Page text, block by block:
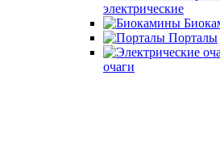
электрические
Порталы
очаги